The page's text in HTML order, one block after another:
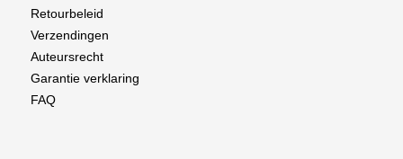
Retourbeleid
Verzendingen
Auteursrecht
Garantie verklaring
FAQ